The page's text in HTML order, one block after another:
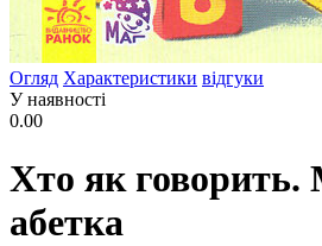
Огляд Характеристики відгуки
У наявності
0.00
Хто як
абетка